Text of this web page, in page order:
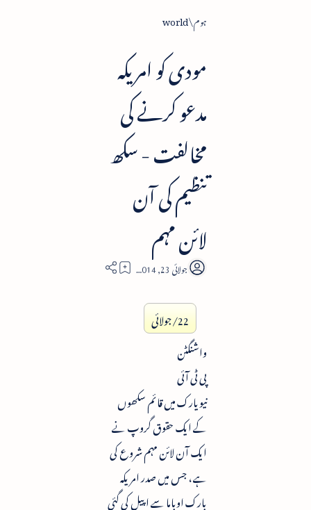
ہوم world
مودی کو امریکہ
مدعو کرنے کی
مخالفت - سکھ
تنظیم کی آن
لائن مہم
1
22/جولائی
واشنگٹن
پی ٹی آئی
نیویارک میں قائم سکھوں
کے ایک حقوق گروپ نے
ایک آن لائن مہم شروع کی
ہے ، جس میں صدر امریکہ
بارک اوباما سے اپیل کی گئی